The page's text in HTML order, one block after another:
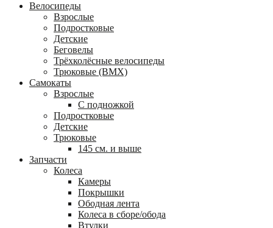
Велосипеды
Взрослые
Подростковые
Детские
Беговелы
Трёхколёсные велосипеды
Трюковые (BMX)
Самокаты
Взрослые
С подножкой
Подростковые
Детские
Трюковые
145 см. и выше
Запчасти
Колеса
Камеры
Покрышки
Ободная лента
Колеса в сборе/обода
Втулки